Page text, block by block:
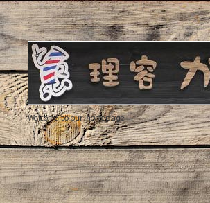
Welcome to our homepage